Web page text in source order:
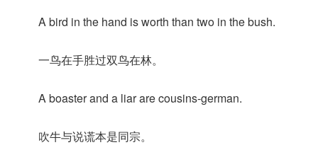
A bird in the hand is worth than two in the bush.
一鸟在手胜过双鸟在林。
A boaster and a liar are cousins-german.
吹牛与说谎本是同宗。